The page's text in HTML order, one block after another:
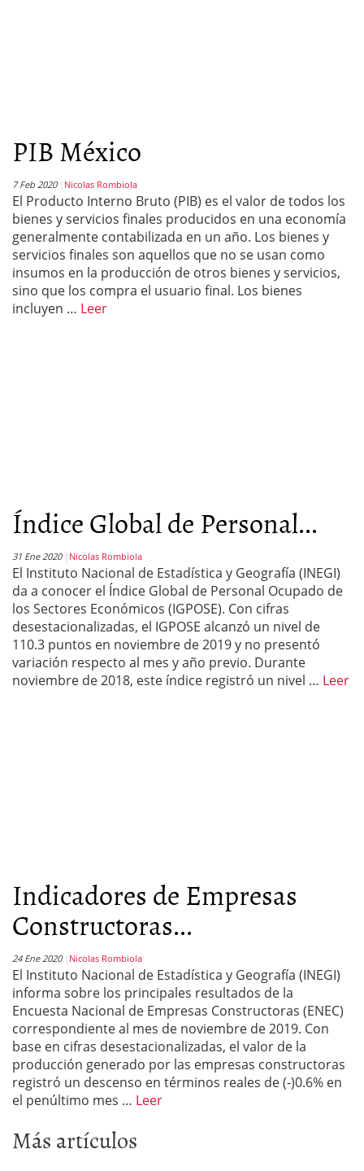
PIB México
7 Feb 2020 Nicolas Rombiola
El Producto Interno Bruto (PIB) es el valor de todos los
bienes y servicios finales producidos en una economía
generalmente contabilizada en un año. Los bienes y
servicios finales son aquellos que no se usan como
insumos en la producción de otros bienes y servicios,
sino que los compra el usuario final. Los bienes
incluyen … Leer
Índice Global de Personal...
31 Ene 2020 Nicolas Rombiola
El Instituto Nacional de Estadística y Geografía (INEGI)
da a conocer el Índice Global de Personal Ocupado de
los Sectores Económicos (IGPOSE). Con cifras
desestacionalizadas, el IGPOSE alcanzó un nivel de
110.3 puntos en noviembre de 2019 y no presentó
variación respecto al mes y año previo. Durante
noviembre de 2018, este índice registró un nivel … Leer
Indicadores de Empresas
Constructoras...
24 Ene 2020 Nicolas Rombiola
El Instituto Nacional de Estadística y Geografía (INEGI)
informa sobre los principales resultados de la
Encuesta Nacional de Empresas Constructoras (ENEC)
correspondiente al mes de noviembre de 2019. Con
base en cifras desestacionalizadas, el valor de la
producción generado por las empresas constructoras
registró un descenso en términos reales de (-)0.6% en
el penúltimo mes … Leer
Más artículos